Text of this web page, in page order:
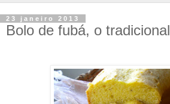
23 janeiro 2013
Bolo de fubá, o tradicional